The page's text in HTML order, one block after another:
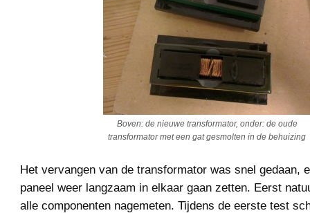
Boven: de nieuwe transformator, onder: de oude
transformator met een gat gesmolten in de behuizing
Het vervangen van de transformator was snel gedaan,
paneel weer langzaam in elkaar gaan zetten. Eerst
alle componenten nagemeten. Tijdens de eerste test